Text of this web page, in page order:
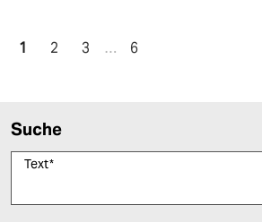
1 2 3 … 6
Suche
Text*